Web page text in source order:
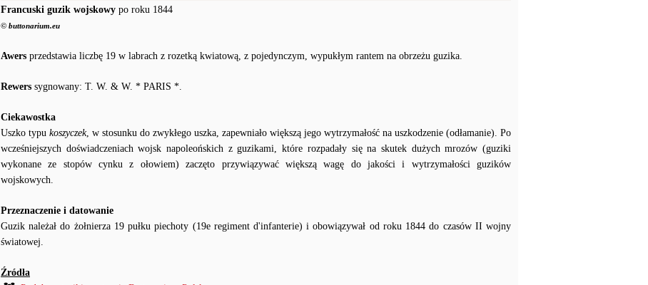
Francuski guzik wojskowy po roku 1844
© buttonarium.eu
Awers przedstawia liczbę 19 w labrach z rozetką kwiatową, z pojedynczym, wypukłym rantem na obrzeżu guzika.
Rewers sygnowany: T. W. & W. * PARIS *.
Ciekawostka
Uszko typu koszyczek, w stosunku do zwykłego uszka, zapewniało większą jego wytrzymałość na uszkodzenie (odłamanie). Po
wcześniejszych doświadczeniach wojsk napoleońskich z guzikami, które rozpadały się na skutek dużych mrozów (guziki
wykonane ze stopów cynku z ołowiem) zaczęto przywiązywać większą wagę do jakości i wytrzymałości guzików
wojskowych.
Przeznaczenie i datowanie
Guzik należał do żołnierza 19 pułku piechoty (19e regiment d'infanterie) i obowiązywał od roku 1844 do czasów II wojny
światowej.
Źródła